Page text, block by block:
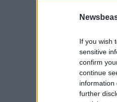
If you wish
sensitive
confirm
continue
information
further